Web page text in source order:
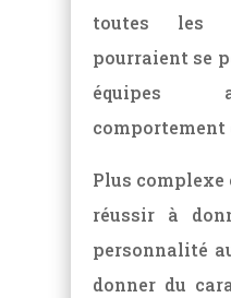
toutes les
pourraient se
équipes
comportement
Plus
réussir à
personnalité
donner du